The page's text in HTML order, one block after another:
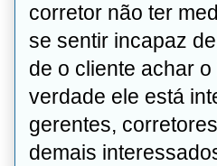
corretor não ter
se sentir incapaz
de o cliente achar
verdade ele está
gerentes,
demais